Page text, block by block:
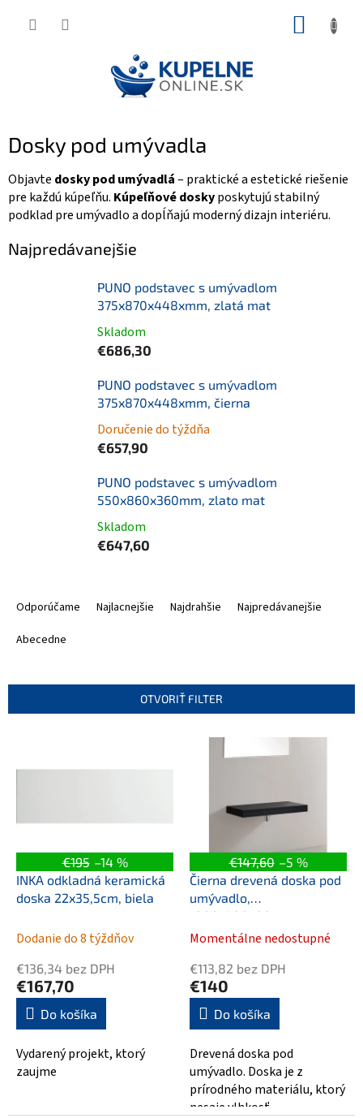
Dosky pod umývadla
Objavte dosky pod umývadlá– praktické a estetické riešenie
pre každú kúpeľňu. Kúpeľňové doskyposkytujú stabilný
podklad pre umývadlo a dopĺňajú moderný dizajn interiéru.
Najpredávanejšie
PUNO podstavec s umývadlom
375x870x448xmm, zlatá mat
Skladom
€686,30
PUNO podstavec s umývadlom
375x870x448xmm, čierna
Doručenie do týždňa
€657,90
PUNO podstavec s umývadlom
550x860x360mm, zlato mat
Skladom
€647,60
p
Odporúčame Najlacnejšie Najdrahšie
Najpredávanejšie
Abecedne
OTVORIŤ FILTER
p
p
€195 –14 %
INKA odkladná keramická
doska 22x35,5cm, biela
Dodanie do 8 týždňov
€136,34 bez DPH
€167,70
Do košíka
Vydarený projekt, ktorý
zaujme
€147,60 –5 %
Čierna drevená doska pod
umývadlo,
1000x500x80mm
Momentálne nedostupné
€113,82 bez DPH
€140
Do košíka
Drevená doska pod
umývadlo. Doska je z
prírodného materiálu, ktorý
nesaje vlhkosť.